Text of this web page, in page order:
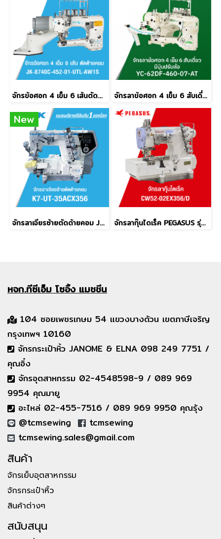
จักรข้อศอก 4 เข็ม 6 เส้นตัดด้ายคอม JACK รุ่น JK-8740C-452-01-UTL-AW1S จักรลาข้อศอก 4 เข็ม 6 สับเดี่ยวมีปุ่มปรับล้อ ISAMU รุ่น YC-62DF-460-07-AT/CT1/SC10/I170MH
New
จักรลาเจียรซ้ายตัดด้ายคอม JACK รุ่น K7-UT-35ACX356 จักรลากุ๊นไดเร็ค PEGASUS รุ่น CW52-02EX356/D
หจก.ทีซีเอ็มโซอิ้ง แมชชีน
104 ซอยเพชรเกษม 54 แขวงบางด้วน เขตภาษีเจริญ
กรุงเทพฯ 10160
จักรกระเป๋าหิ้ว JANOME & ELNA 098 249 7751 /
คุณอิ๋ง
จักรอุตสาหกรรม 02-4548598-9 / 089 969
9954 คุณมายู
อะไหล่ 02-455-7516 / 089 969 9950 คุณรุ้ง
@tcmsewing
tcmsewing
tcmsewing.sales@gmail.com
สินค้า
จักรเย็บอุตสาหกรรม
จักรกระเป๋าหิ้ว
สินค้าต่างๆ
สนับสนุน